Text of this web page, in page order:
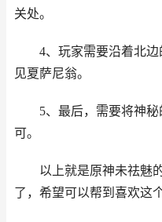
关处。
4、玩家需要沿着北边
见夏萨尼翁。
5、最后，需要将神秘
可。
以上就是原神未祛魅的
了，希望可以帮到喜欢这